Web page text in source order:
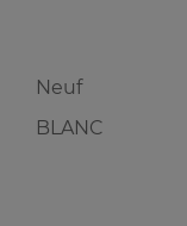
Neuf
BLANC